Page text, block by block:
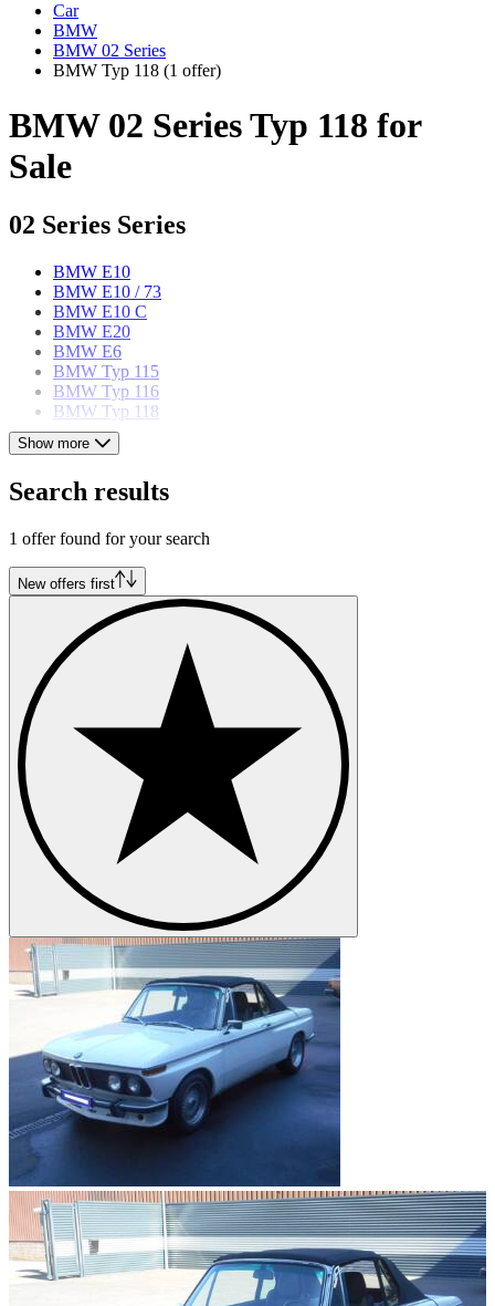
Car
BMW
BMW 02 Series
BMW Typ 118 (1 offer)
BMW 02 Series Typ 118 for
Sale
02 Series Series
BMW E10
BMW E10 / 73
BMW E10 C
BMW E20
BMW E6
BMW Typ 115
BMW Typ 116
BMW Typ 118
BMW models
BMW 3 Series
BMW 327
BMW 328
BMW 5 Series
BMW 503
BMW 6 Series
BMW 8 Series
BMW Z1
BMW Z8
Show more
Search results
1 offer found for your search
New offers first